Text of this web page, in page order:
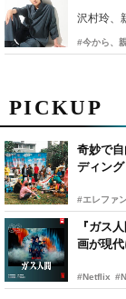
PICKUP
奇妙で
ディン
#エレファ
『ガス
画が現代
#Netflix
沢村玲、
#今から、